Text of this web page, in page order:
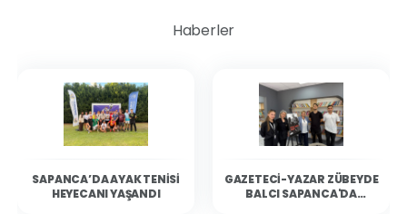
Haberler
SAPANCA’DA AYAK TENISI
HEYECANI YAŞANDI
GAZETECI-YAZAR ZÜBEYDE
BALCI SAPANCA'DA